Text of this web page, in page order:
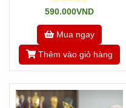
590.000VND
Mua ngay
Thêm vào giỏ hàng